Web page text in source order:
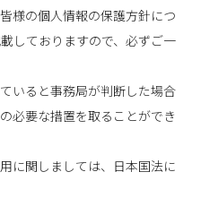
様の個人情報の保護方針につ
しておりますので、必ずご一
いると事務局が判断した場合
必要な措置を取ることができ
に関しましては、日本国法に